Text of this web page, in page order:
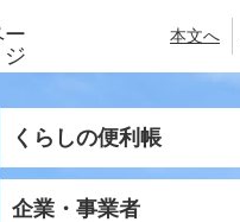
ジ
本文へ
くらしの便利帳
企業・事業者